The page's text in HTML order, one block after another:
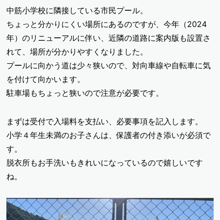
中筋小学校に隣接している市民プール。
ちょっと分かりにくい場所にあるのですが、今年（2024
年）のリニューアルに伴い、近隣の道路に案内版も設置さ
れて、場所が分かりやすくなりました。
プールに向かう道は少々狭いので、対向車線や自転車に気
を付けて向かいます。
駐車場もちょっと狭いので注意が必要です。
まずは受付で入場料を支払い、必要事項を記入します。
小学４年生未満のお子さんは、保護者の付き添いが必須で
す。
脱衣所もお手洗いもきれいになっているので嬉しいです
ね。